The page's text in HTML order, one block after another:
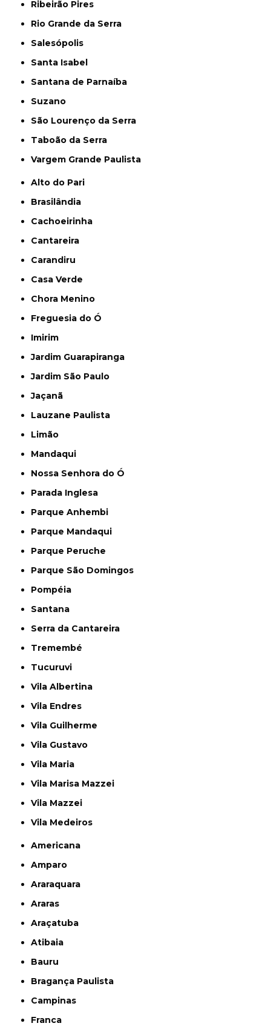
Ribeirão Pires
Rio Grande da Serra
Salesópolis
Santa Isabel
Santana de Parnaíba
Suzano
São Lourenço da Serra
Taboão da Serra
Vargem Grande Paulista
Alto do Pari
Brasilândia
Cachoeirinha
Cantareira
Carandiru
Casa Verde
Chora Menino
Freguesia do Ó
Imirim
Jardim Guarapiranga
Jardim São Paulo
Jaçanã
Lauzane Paulista
Limão
Mandaqui
Nossa Senhora do Ó
Parada Inglesa
Parque Anhembi
Parque Mandaqui
Parque Peruche
Parque São Domingos
Pompéia
Santana
Serra da Cantareira
Tremembé
Tucuruvi
Vila Albertina
Vila Endres
Vila Guilherme
Vila Gustavo
Vila Maria
Vila Marisa Mazzei
Vila Mazzei
Vila Medeiros
Americana
Amparo
Araraquara
Araras
Araçatuba
Atibaia
Bauru
Bragança Paulista
Campinas
Franca